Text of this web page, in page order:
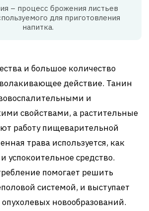
– процесс брожения листьев
для приготовления
напитка.
и большое количество
действие. Танин
и
свойствами, а растительные
работу пищеварительной
трава используется, как
успокоительное средство.
помогает решить
системой, и выступает
новообразований.